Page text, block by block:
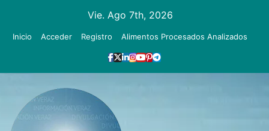
Vie. Ago 7th, 2026
Inicio Acceder Registro Alimentos Procesados Analizados